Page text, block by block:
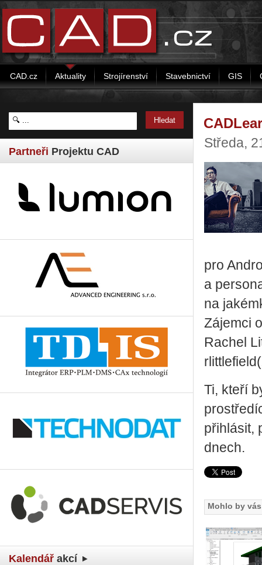
CAD.cz Aktuality Strojírenství Stavebnictví GIS
Partneři Projektu CAD
Kalendář akcí
Středa,
pro
a
na
Zájemci
Rachel
Ti, kteří
přihlásit,
dnech.
Mohlo by